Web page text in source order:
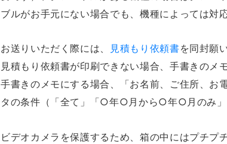
ブルがお手元にない場合でも、機種によっては対
お送りいただく際には、 見積もり依頼書を同封願
見積もり依頼書が印刷できない場合、手書きのメ
手書きのメモにする場合、「お名前、ご住所、お
タの条件（「全て」「○年○月から○年○月のみ」
ビデオカメラを保護するため、箱の中にはプチプ